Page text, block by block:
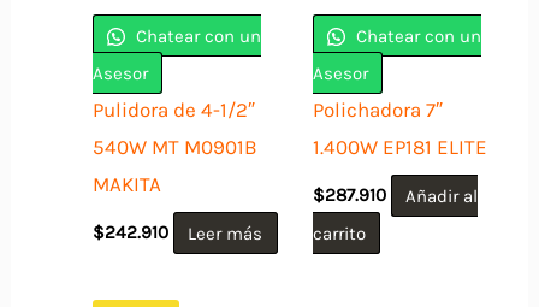
Chatear con un
Asesor
Pulidora de 4-1/2″
540W MT M0901B
MAKITA
$242.910 Leer más
Chatear con un
Asesor
Polichadora 7″
1.400W EP181 ELITE
$287.910
Añadir al
carrito